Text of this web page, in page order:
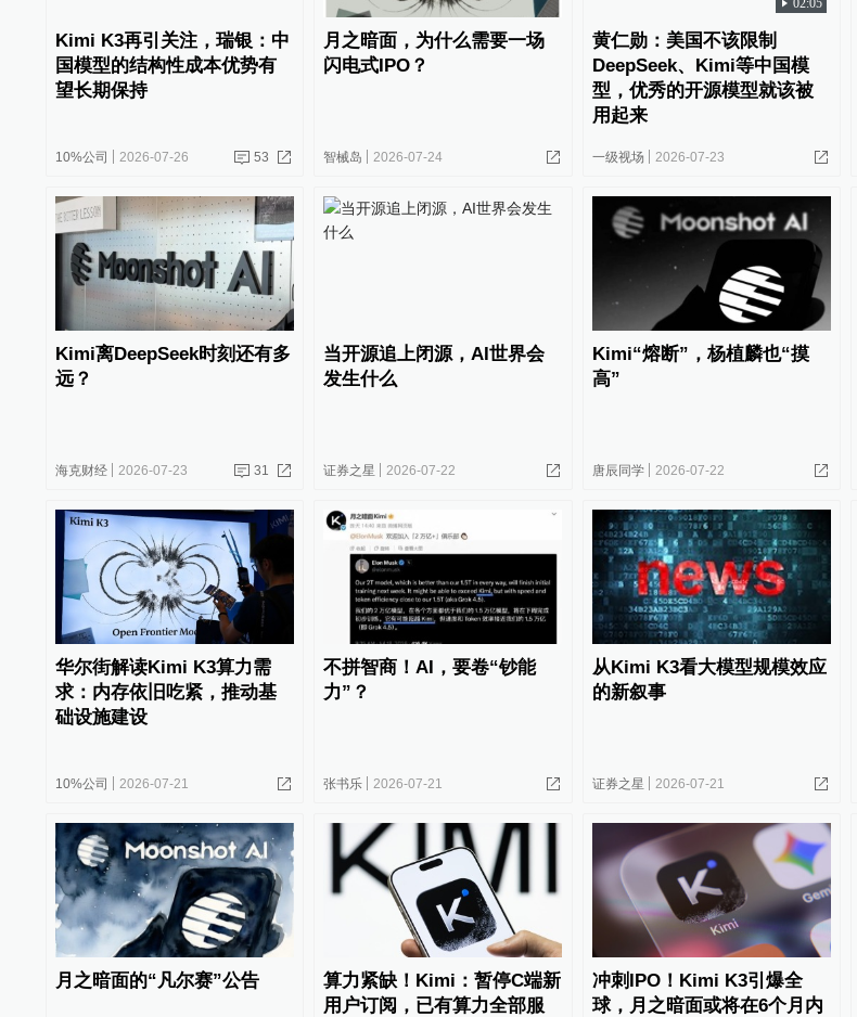
Kimi K3再引关注，瑞银：中
国模型的结构性成本优势有
望长期保持
10%公司 2026-07-26 53
月之暗面，为什么需要一场
闪电式IPO？
智械岛 2026-07-24
02:05
黄仁勋：美国不该限制
DeepSeek、Kimi等中国模
型，优秀的开源模型就该被
用起来
一级视场 2026-07-23
Kimi离DeepSeek时刻还有多
远？
海克财经 2026-07-23 31
当开源追上闭源，AI世界会
发生什么
证券之星 2026-07-22
Kimi“熔断”，杨植麟也“摸
高”
唐辰同学 2026-07-22
华尔街解读Kimi K3算力需
求：内存依旧吃紧，推动基
础设施建设
10%公司 2026-07-21
不拼智商！AI，要卷“钞能
力”？
张书乐 2026-07-21
从Kimi K3看大模型规模效应
的新叙事
证券之星 2026-07-21
月之暗面的“凡尔赛”公告
算力紧缺！Kimi：暂停C端新
用户订阅，已有算力全部服
冲刺IPO！Kimi K3引爆全
球，月之暗面或将在6个月内